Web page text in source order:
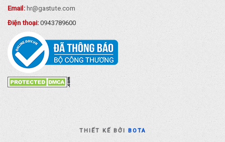
Email:hr@gastute.com
Điện thoại:0943789600
THIẾT KẾ BỞIBOTA